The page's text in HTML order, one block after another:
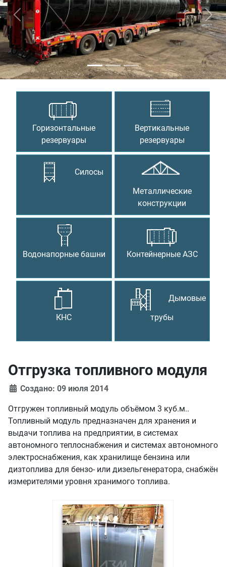
Предыдущий
Горизонтальные
резервуары
Вертикальные
резервуары
Силосы
Металлические
конструкции
Водонапорные башни Контейнерные АЗС
КНС
Дымовые
трубы
Отгрузка топливного модуля
Создано: 09 июля 2014
Отгружен топливный модуль объёмом 3 куб.м..
Топливный модуль предназначен для хранения и
выдачи топлива на предприятии, в системах
автономного теплоснабжения и системах автономного
электроснабжения, как хранилище бензина или
дизтоплива для бензо- или дизельгенератора, снабжён
измерителями уровня хранимого топлива.